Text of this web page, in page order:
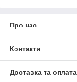
Про нас
Контакти
Доставка та оплата